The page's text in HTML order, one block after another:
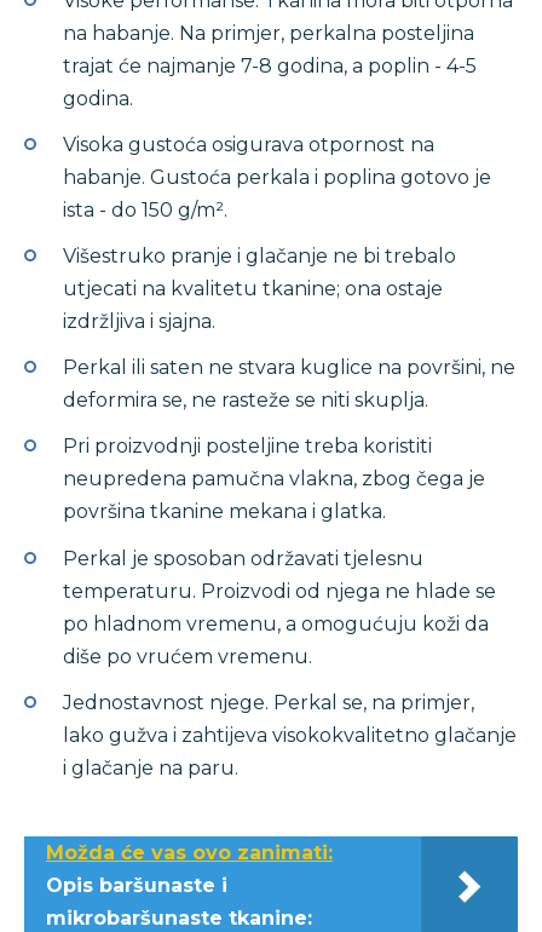
na habanje. Na primjer, perkalna posteljina
trajat će najmanje 7-8 godina, a poplin - 4-5
godina.
Visoka gustoća osigurava otpornost na
habanje. Gustoća perkala i poplina gotovo je
ista - do 150 g/m².
Višestruko pranje i glačanje ne bi trebalo
utjecati na kvalitetu tkanine; ona ostaje
izdržljiva i sjajna.
Perkal ili saten ne stvara kuglice na površini, ne
deformira se, ne rasteže se niti skuplja.
Pri proizvodnji posteljine treba koristiti
neupredena pamučna vlakna, zbog čega je
površina tkanine mekana i glatka.
Perkal je sposoban održavati tjelesnu
temperaturu. Proizvodi od njega ne hlade se
po hladnom vremenu, a omogućuju koži da
diše po vrućem vremenu.
Jednostavnost njege. Perkal se, na primjer,
lako gužva i zahtijeva visokokvalitetno glačanje
i glačanje na paru.
Možda će vas ovo zanimati:
Opis baršunaste i
mikrobaršunaste tkanine: